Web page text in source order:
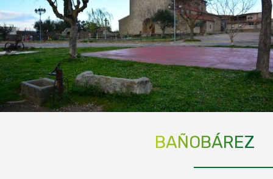
BAÑOBÁREZ